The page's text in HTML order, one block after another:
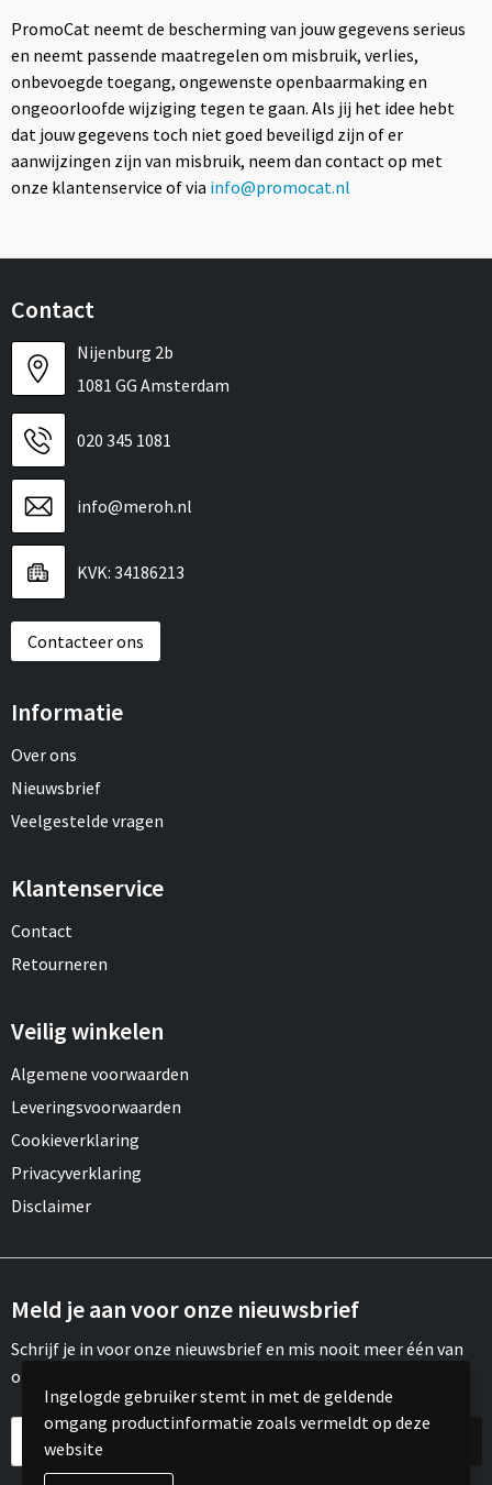
PromoCat neemt de bescherming van jouw gegevens serieus
en neemt passende maatregelen om misbruik, verlies,
onbevoegde toegang, ongewenste openbaarmaking en
ongeoorloofde wijziging tegen te gaan. Als jij het idee hebt
dat jouw gegevens toch niet goed beveiligd zijn of er
aanwijzingen zijn van misbruik, neem dan contact op met
onze klantenservice of via info@promocat.nl
Contact
Nijenburg 2b
1081 GG Amsterdam
020 345 1081
info@meroh.nl
KVK: 34186213
Contacteer ons
Informatie
Over ons
Nieuwsbrief
Veelgestelde vragen
Klantenservice
Contact
Retourneren
Veilig winkelen
Algemene voorwaarden
Leveringsvoorwaarden
Cookieverklaring
Privacyverklaring
Disclaimer
Meld je aan voor onze nieuwsbrief
Schrijf je in voor onze nieuwsbrief en mis nooit meer één van
onze leuke aanbiedingen of updates.
Ingelogde gebruiker stemt in met de geldende
omgang productinformatie zoals vermeldt op deze
website